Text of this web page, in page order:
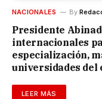
NACIONALES By
Presidente
internacionales
especialización,
universidades
LEER MÁS